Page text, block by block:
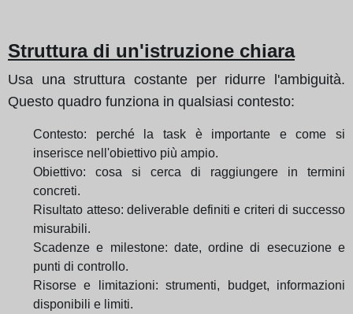
Struttura di un'istruzione chiara
Usa una struttura costante per ridurre l'ambiguità.
Questo quadro funziona in qualsiasi contesto:
Contesto: perché la task è importante e come si
inserisce nell'obiettivo più ampio.
Obiettivo: cosa si cerca di raggiungere in termini
concreti.
Risultato atteso: deliverable definiti e criteri di successo
misurabili.
Scadenze e milestone: date, ordine di esecuzione e
punti di controllo.
Risorse e limitazioni: strumenti, budget, informazioni
disponibili e limiti.